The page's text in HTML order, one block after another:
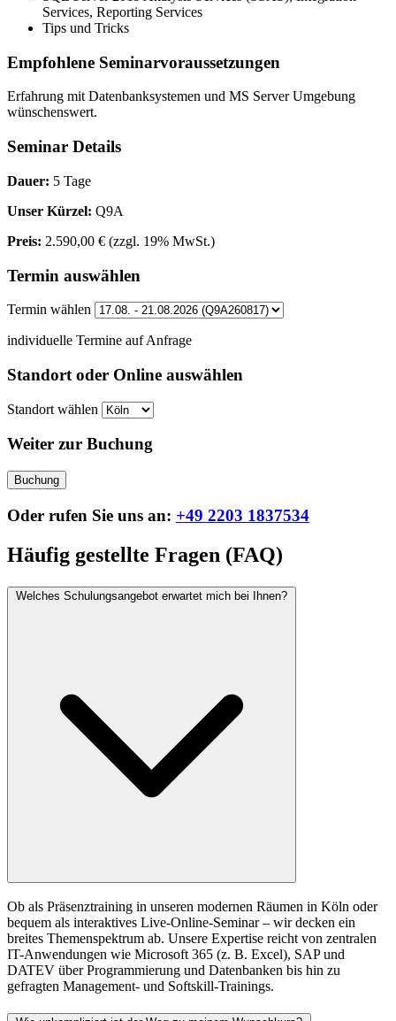
Services, Reporting Services
Tips und Tricks
Empfohlene Seminarvoraussetzungen
Erfahrung mit Datenbanksystemen und MS Server Umgebung
wünschenswert.
Seminar Details
Dauer: 5 Tage
Unser Kürzel: Q9A
Preis: 2.590,00 € (zzgl. 19% MwSt.)
Termin auswählen
Termin wählen
individuelle Termine auf Anfrage
Standort oder Online auswählen
Standort wählen
Weiter zur Buchung
Buchung
Oder rufen Sie uns an: +49 2203 1837534
Häufig gestellte Fragen (FAQ)
Welches Schulungsangebot erwartet mich bei Ihnen?
Ob als Präsenztraining in unseren modernen Räumen in Köln oder
bequem als interaktives Live-Online-Seminar – wir decken ein
breites Themenspektrum ab. Unsere Expertise reicht von zentralen
IT-Anwendungen wie Microsoft 365 (z. B. Excel), SAP und
DATEV über Programmierung und Datenbanken bis hin zu
gefragten Management- und Softskill-Trainings.